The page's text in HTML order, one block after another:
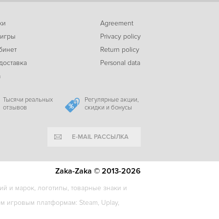
-18%
Conway: Disappearance at Dahlia View 419c
565
-13%
The Hungry Fly
275
Agreement
Privacy policy
Return policy
Personal data
Тысячи реальных
отзывов
Регулярные акции,
скидки и бонусы
E-MAIL РАССЫЛКА
и марок, логотипы, товарные знаки и
игровым платформам: Steam, Uplay,
Zaka-Zaka © 2013-2026